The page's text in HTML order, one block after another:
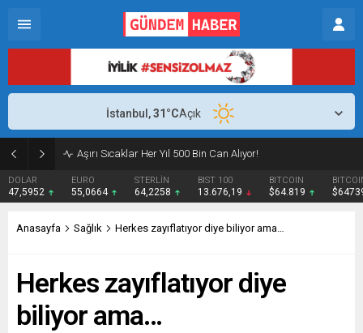
Aşırı Sıcaklar Her Yıl 500 Bin Can Alıyor!
DOLAR
47,5952
EURO
55,0664
STERLİN
64,2258
BIST 100
13.676,19
BITCOIN
$64.819
İstanbul,31°CAçık
Anasayfa Sağlık Herkes zayıflatıyor diye biliyor ama…
Herkes zayıflatıyor diye
biliyor ama…